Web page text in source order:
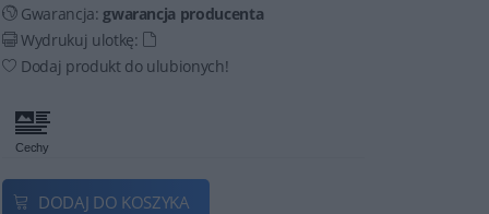
Gwarancja: gwarancja producenta
Wydrukuj ulotkę:
Dodaj produkt do ulubionych!
DODAJ DO KOSZYKA